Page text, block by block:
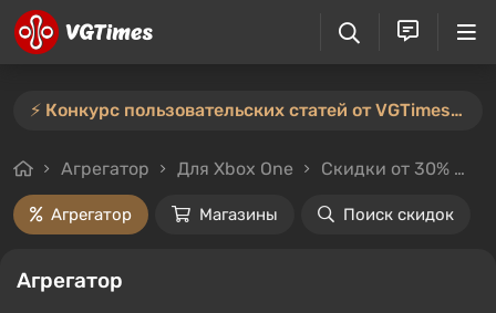
⚡️ Конкурс пользовательских статей от VGTimes продлён — участвуйте тут ⚡️
Агрегатор Для Xbox One Скидки от 30%
Агрегатор Магазины Поиск скидок
Агрегатор